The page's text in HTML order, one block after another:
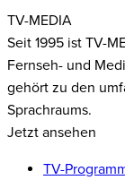
TV-MEDIA
Seit 1995 ist TV-
Fernseh- und
gehört zu den
Sprachraums.
Jetzt ansehen
TV-